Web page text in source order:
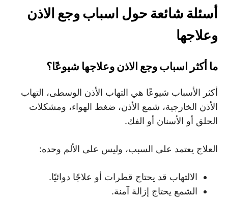
أسئلة شائعة حول اسباب وجع الاذن
وعلاجها
ما أكثر اسباب وجع الاذن وعلاجها شيوعًا؟
أكثر الأسباب شيوعًا هي التهاب الأذن الوسطى، التهاب
الأذن الخارجية، شمع الأذن، ضغط الهواء، ومشكلات
الحلق أو الأسنان أو الفك.
العلاج يعتمد على السبب، وليس على الألم وحده:
الالتهاب قد يحتاج قطرات أو علاجًا دوائيًا.
الشمع يحتاج إزالة آمنة.